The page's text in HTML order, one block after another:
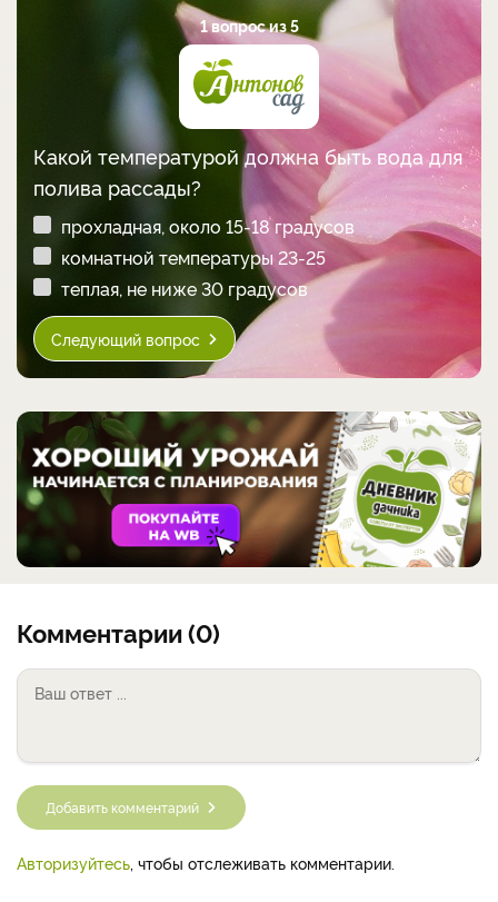
1 вопрос из 5
Какой температурой должна быть вода для
полива рассады?
прохладная, около 15-18 градусов
комнатной температуры 23-25
теплая, не ниже 30 градусов
Следующий вопрос
Комментарии (0)
Добавить комментарий
Авторизуйтесь , чтобы отслеживать комментарии.